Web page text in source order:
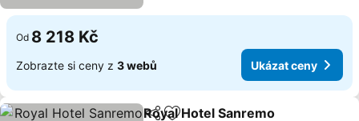
Od 8 218 Kč
Zobrazte si ceny z 3 webů Ukázat ceny
Royal Hotel Sanremo